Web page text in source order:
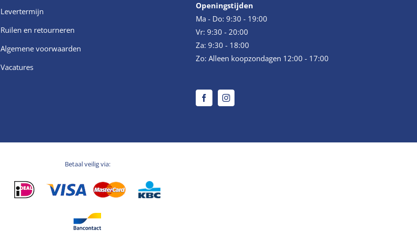
Levertermijn
Ruilen en retourneren
Algemene voorwaarden
Vacatures
Openingstijden
Ma - Do: 9:30 - 19:00
Vr: 9:30 - 20:00
Za: 9:30 - 18:00
Zo: Alleen koopzondagen 12:00 - 17:00
Betaal veilig via: